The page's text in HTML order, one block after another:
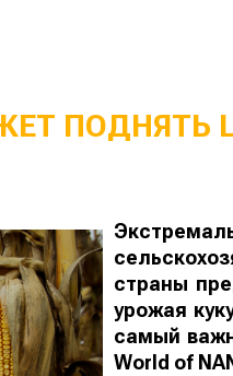
ПОДНЯТЬ
страны
урожая
самый
World of